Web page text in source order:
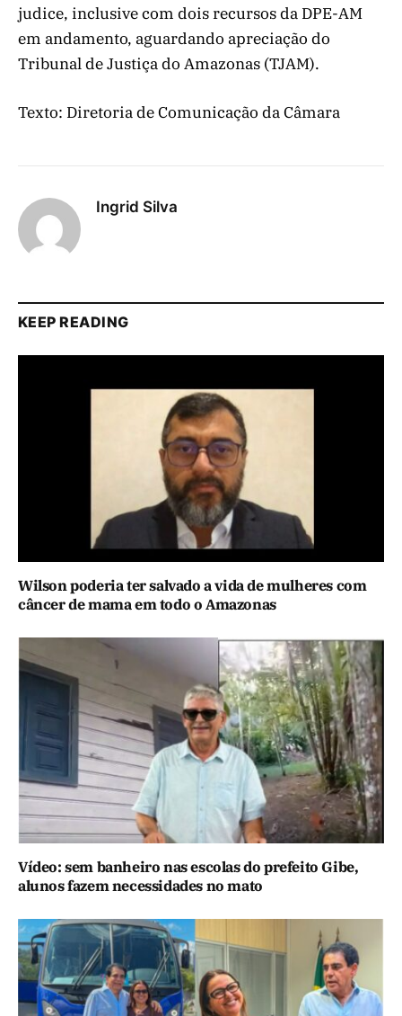
judice, inclusive com dois recursos da DPE-AM
em andamento, aguardando apreciação do
Tribunal de Justiça do Amazonas (TJAM).
Texto: Diretoria de Comunicação da Câmara
Ingrid Silva
KEEP READING
Wilson poderia ter salvado a vida de mulheres com
câncer de mama em todo o Amazonas
Vídeo: sem banheiro nas escolas do prefeito Gibe,
alunos fazem necessidades no mato